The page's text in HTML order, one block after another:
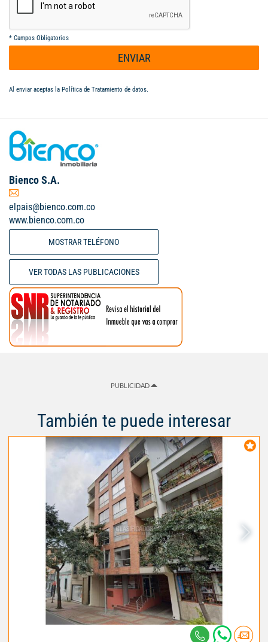
* Campos Obligatorios
ENVIAR
Al enviar aceptas la Política de Tratamiento de datos.
Bienco S.A.
elpais@bienco.com.co
www.bienco.com.co
MOSTRAR TELÉFONO
VER TODAS LAS PUBLICACIONES
PUBLICIDAD
También te puede interesar